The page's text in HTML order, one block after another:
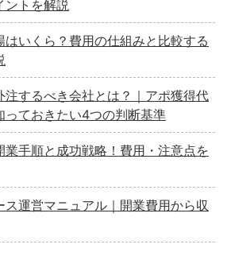
ントを解説
いくら？費用の仕組みと比較する
注するべき会社とは？｜アポ獲得代
っておきたい4つの判断基準
業手順と成功戦略！費用・注意点を
ス運営マニュアル｜開業費用から収